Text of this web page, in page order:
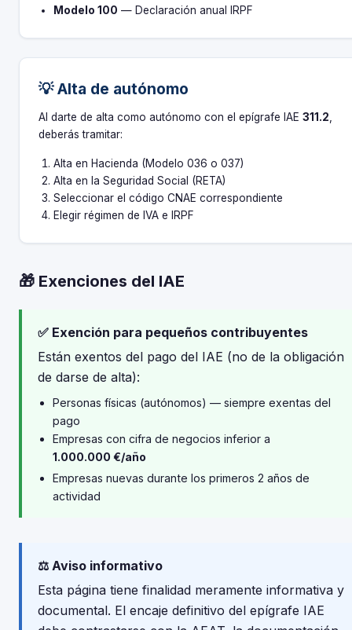
Modelo 100 — Declaración anual IRPF
💡 Alta de autónomo
Al darte de alta como autónomo con el epígrafe IAE 311.2,
deberás tramitar:
Alta en Hacienda (Modelo 036 o 037)
Alta en la Seguridad Social (RETA)
Seleccionar el código CNAE correspondiente
Elegir régimen de IVA e IRPF
🎁 Exenciones del IAE
✅ Exención para pequeños contribuyentes
Están exentos del pago del IAE (no de la obligación
de darse de alta):
Personas físicas (autónomos) — siempre exentas del
pago
Empresas con cifra de negocios inferior a
1.000.000 €/año
Empresas nuevas durante los primeros 2 años de
actividad
⚖️ Aviso informativo
Esta página tiene finalidad meramente informativa y
documental. El encaje definitivo del epígrafe IAE